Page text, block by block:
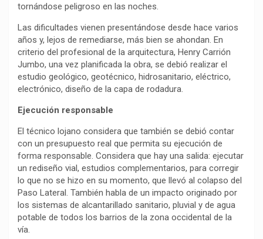
tornándose peligroso en las noches.
Las dificultades vienen presentándose desde hace varios
años y, lejos de remediarse, más bien se ahondan. En
criterio del profesional de la arquitectura, Henry Carrión
Jumbo, una vez planificada la obra, se debió realizar el
estudio geológico, geotécnico, hidrosanitario, eléctrico,
electrónico, diseño de la capa de rodadura.
Ejecución responsable
El técnico lojano considera que también se debió contar
con un presupuesto real que permita su ejecución de
forma responsable. Considera que hay una salida: ejecutar
un rediseño vial, estudios complementarios, para corregir
lo que no se hizo en su momento, que llevó al colapso del
Paso Lateral. También habla de un impacto originado por
los sistemas de alcantarillado sanitario, pluvial y de agua
potable de todos los barrios de la zona occidental de la
vía.